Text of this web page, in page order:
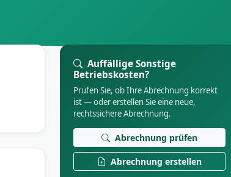
Auffällige Sonstige
Betriebskosten?
Prüfen Sie, ob Ihre Abrechnung korrekt
ist — oder erstellen Sie eine neue,
rechtssichere Abrechnung.
Abrechnung prüfen
Abrechnung erstellen